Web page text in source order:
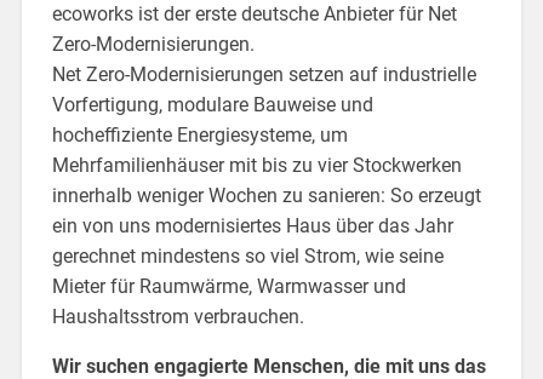
ecoworks ist der erste deutsche Anbieter für Net
Zero-Modernisierungen.
Net Zero-Modernisierungen setzen auf industrielle
Vorfertigung, modulare Bauweise und
hocheffiziente Energiesysteme, um
Mehrfamilienhäuser mit bis zu vier Stockwerken
innerhalb weniger Wochen zu sanieren: So erzeugt
ein von uns modernisiertes Haus über das Jahr
gerechnet mindestens so viel Strom, wie seine
Mieter für Raumwärme, Warmwasser und
Haushaltsstrom verbrauchen.
Wir suchen engagierte Menschen, die mit uns das